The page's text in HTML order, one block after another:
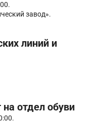
завод».
линий и
отдел обуви